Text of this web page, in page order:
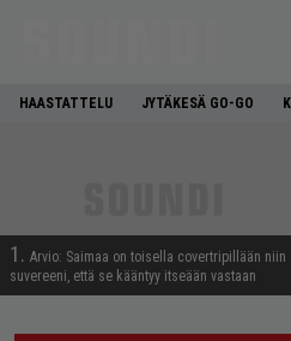
HAASTATTELU JYTÄKESÄ GO-GO
1. Arvio: Saimaa on toisella covertripillään niin
suvereeni, että se kääntyy itseään vastaan